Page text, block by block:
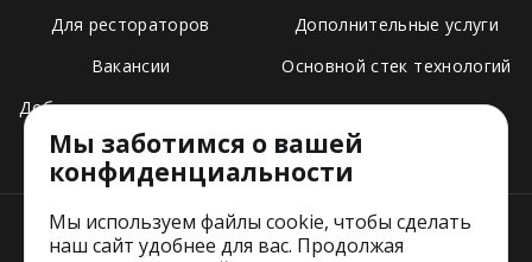
Для рестораторов
Вакансии
Добавить свое заведение
Тарифы
Дополнительные услуги
Основной стек технологий
Мы заботимся о вашей
конфиденциальности
Мы используем файлы cookie, чтобы сделать
наш сайт удобнее для вас. Продолжая